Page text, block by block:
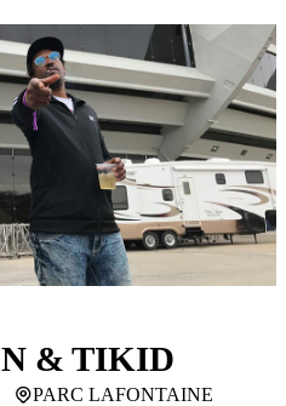
& TIKID
PARC LAFONTAINE